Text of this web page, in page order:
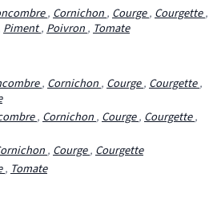
, Cornichon, Courge, Courgette,
Piment, Poivron, Tomate
, Cornichon, Courge, Courgette,
, Cornichon, Courge, Courgette,
, Courge, Courgette
, Tomate